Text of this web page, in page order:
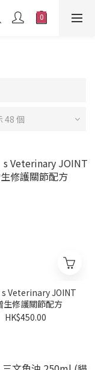
48 個
Veterinary JOINT
生修護關節配方
HK$450.00